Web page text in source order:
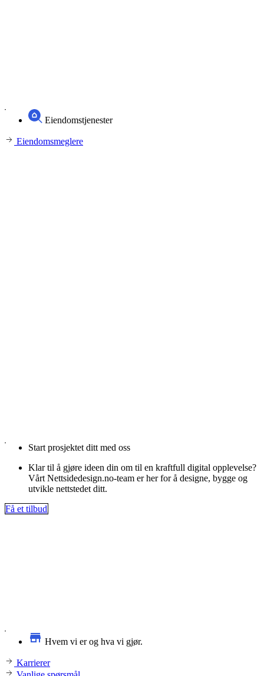
Eiendomstjenester
Eiendomsmeglere
Start prosjektet ditt med oss
Klar til å gjøre ideen din om til en kraftfull digital opplevelse?
Vårt Nettsidedesign.no-team er her for å designe, bygge og
utvikle nettstedet ditt.
Få et tilbud
Hvem vi er og hva vi gjør.
Karrierer